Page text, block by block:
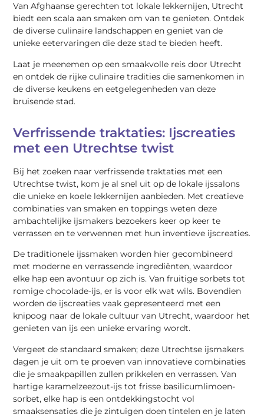
Van Afghaanse gerechten tot lokale lekkernijen, Utrecht
biedt een scala aan smaken om van te genieten. Ontdek
de diverse culinaire landschappen en geniet van de
unieke eetervaringen die deze stad te bieden heeft.
Laat je meenemen op een smaakvolle reis door Utrecht
en ontdek de rijke culinaire tradities die samenkomen in
de diverse keukens en eetgelegenheden van deze
bruisende stad.
Verfrissende traktaties: Ijscreaties
met een Utrechtse twist
Bij het zoeken naar verfrissende traktaties met een
Utrechtse twist, kom je al snel uit op de lokale ijssalons
die unieke en koele lekkernijen aanbieden. Met creatieve
combinaties van smaken en toppings weten deze
ambachtelijke ijsmakers bezoekers keer op keer te
verrassen en te verwennen met hun inventieve ijscreaties.
De traditionele ijssmaken worden hier gecombineerd
met moderne en verrassende ingrediënten, waardoor
elke hap een avontuur op zich is. Van fruitige sorbets tot
romige chocolade-ijs, er is voor elk wat wils. Bovendien
worden de ijscreaties vaak gepresenteerd met een
knipoog naar de lokale cultuur van Utrecht, waardoor het
genieten van ijs een unieke ervaring wordt.
Vergeet de standaard smaken; deze Utrechtse ijsmakers
dagen je uit om te proeven van innovatieve combinaties
die je smaakpapillen zullen prikkelen en verrassen. Van
hartige karamelzeezout-ijs tot frisse basilicumlimoen-
sorbet, elke hap is een ontdekkingstocht vol
smaaksensaties die je zintuigen doen tintelen en je laten